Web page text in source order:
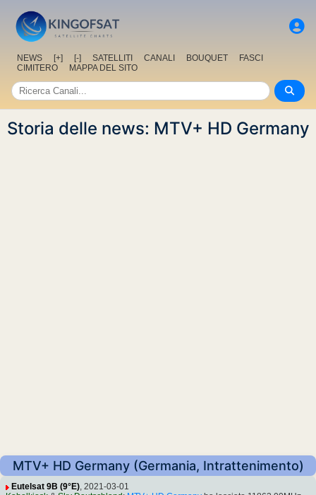
NEWS [+] [-] SATELLITI CANALI BOUQUET
FASCI
CIMITERO
MAPPA DEL SITO
Storia delle news: MTV+ HD Germany
MTV+ HD Germany (Germania, Intrattenimento)
Eutelsat 9B (9°E), 2021-03-01